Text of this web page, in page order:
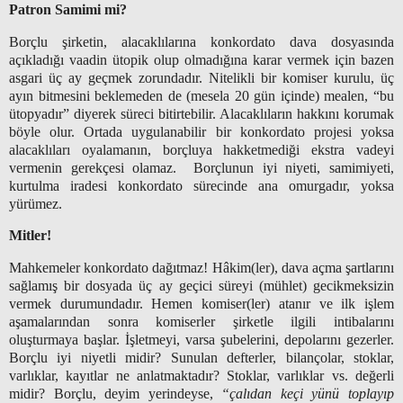
Patron Samimi mi?
Borçlu şirketin, alacaklılarına konkordato dava dosyasında
açıkladığı vaadin ütopik olup olmadığına karar vermek için bazen
asgari üç ay geçmek zorundadır. Nitelikli bir komiser kurulu, üç
ayın bitmesini beklemeden de (mesela 20 gün içinde) mealen, “bu
ütopyadır” diyerek süreci bitirtebilir. Alacaklıların hakkını korumak
böyle olur. Ortada uygulanabilir bir konkordato projesi yoksa
alacaklıları oyalamanın, borçluya hakketmediği ekstra vadeyi
vermenin gerekçesi olamaz.
Borçlunun iyi niyeti, samimiyeti,
kurtulma iradesi konkordato sürecinde ana omurgadır, yoksa
yürümez.
Mitler!
Mahkemeler konkordato dağıtmaz! Hâkim(ler), dava açma şartlarını
sağlamış bir dosyada üç ay geçici süreyi (mühlet) gecikmeksizin
vermek durumundadır. Hemen komiser(ler) atanır ve ilk işlem
aşamalarından sonra komiserler şirketle ilgili intibalarını
oluşturmaya başlar. İşletmeyi, varsa şubelerini, depolarını gezerler.
Borçlu iyi niyetli midir? Sunulan defterler, bilançolar, stoklar,
varlıklar, kayıtlar ne anlatmaktadır? Stoklar, varlıklar vs. değerli
midir? Borçlu, deyim yerindeyse,
“çalıdan keçi yünü toplayıp